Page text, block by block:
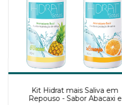
Kit Hidrat mais Saliva em
Repouso - Sabor Abacaxi e